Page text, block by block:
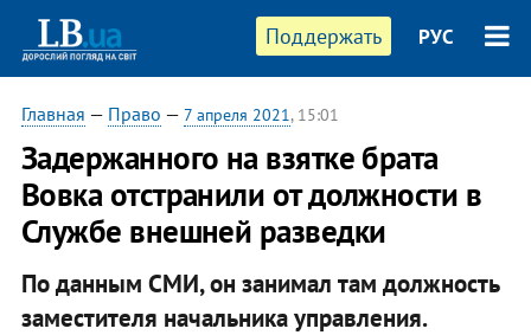
Поддержать РУС
Главная — Право — 7 апреля 2021, 15:01
Задержанного на взятке брата
Вовка отстранили от должности в
Службе внешней разведки
По данным СМИ, он занимал там должность
заместителя начальника управления.